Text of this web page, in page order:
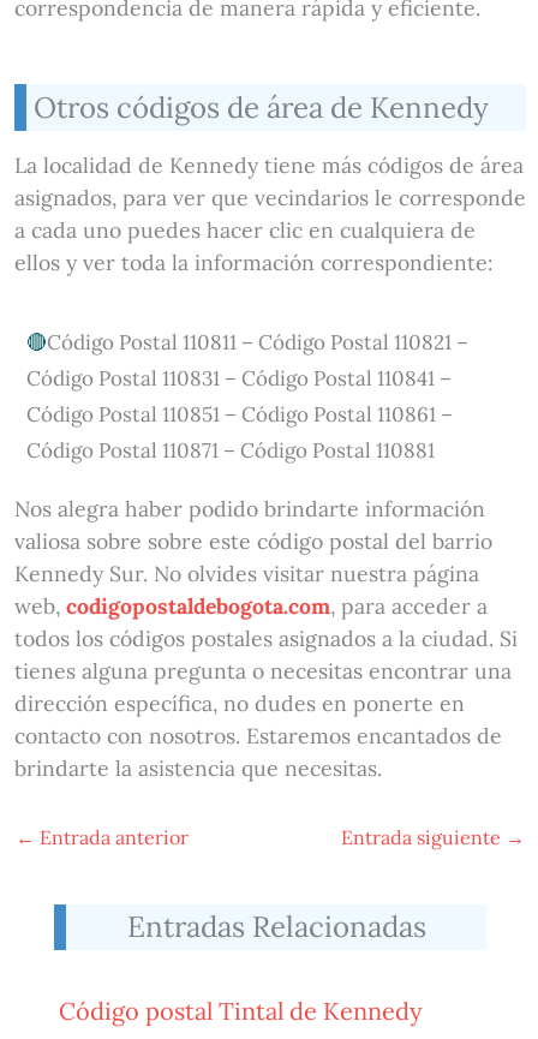
correspondencia de manera rápida y eficiente.
Otros códigos de área de Kennedy
La localidad de Kennedy tiene más códigos de área
asignados, para ver que vecindarios le corresponde
a cada uno puedes hacer clic en cualquiera de
ellos y ver toda la información correspondiente:
Código Postal 110811 – Código Postal 110821 –
Código Postal 110831 – Código Postal 110841 –
Código Postal 110851 – Código Postal 110861 –
Código Postal 110871 – Código Postal 110881
Nos alegra haber podido brindarte información
valiosa sobre sobre este código postal del barrio
Kennedy Sur. No olvides visitar nuestra página
web, codigopostaldebogota.com, para acceder a
todos los códigos postales asignados a la ciudad. Si
tienes alguna pregunta o necesitas encontrar una
dirección específica, no dudes en ponerte en
contacto con nosotros. Estaremos encantados de
brindarte la asistencia que necesitas.
← Entrada anterior Entrada siguiente →
Entradas Relacionadas
Código postal Tintal de Kennedy